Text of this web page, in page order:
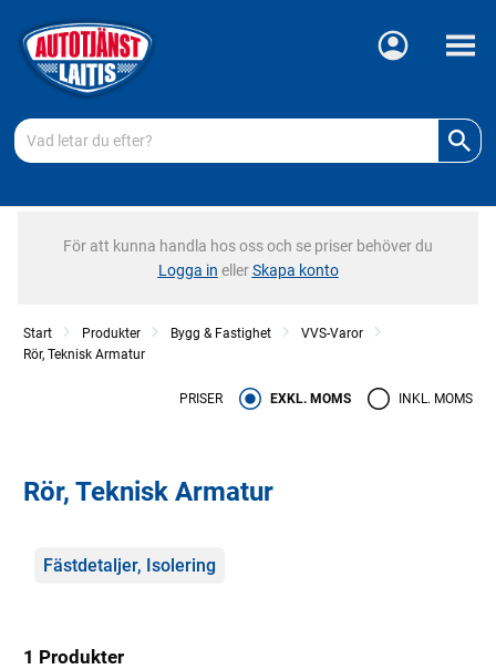
Meny
För att kunna handla hos oss och se priser behöver du
Logga in ellerSkapa konto
Start Produkter Bygg & Fastighet
VVS-Varor
Rör, Teknisk Armatur
PRISER EXKL. MOMS INKL. MOMS
Rör, Teknisk Armatur
Kategorier
Fästdetaljer, Isolering
1 Produkter